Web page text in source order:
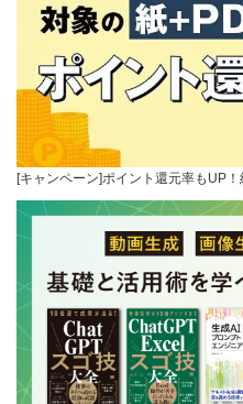
[キャンペーン]ポイント還元率もUP